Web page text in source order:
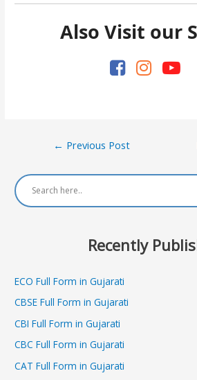
Also Visit our
Post
← Previous Post
Recently
ECO Full Form in Gujarati
CBSE Full Form in Gujarati
CBI Full Form in Gujarati
CBC Full Form in Gujarati
CAT Full Form in Gujarati